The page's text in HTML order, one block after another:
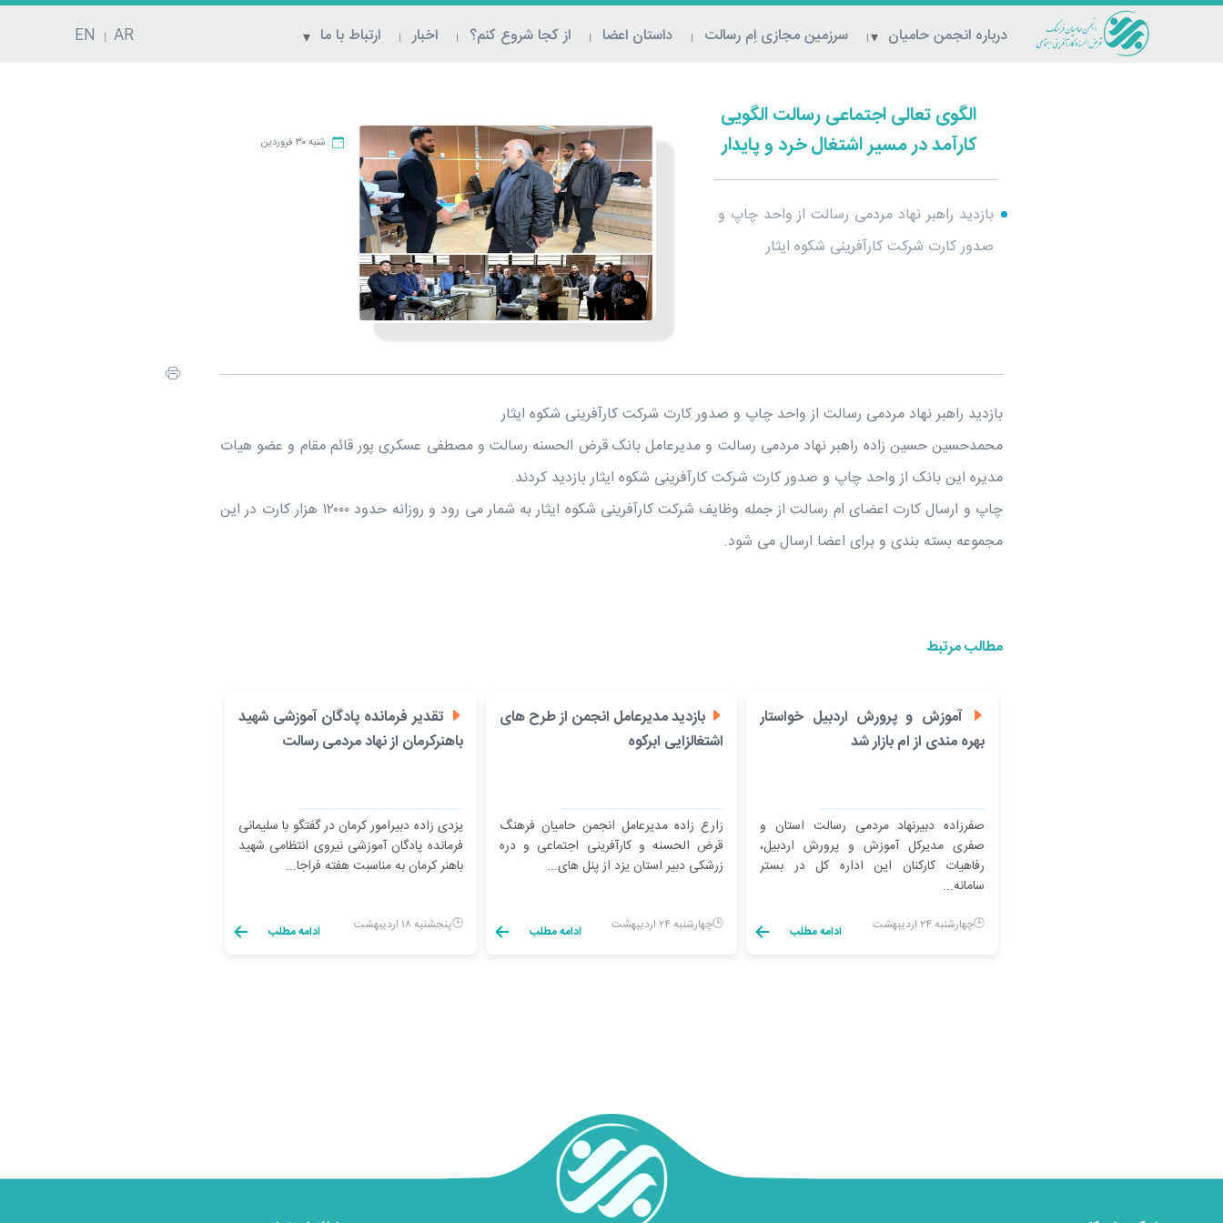
درباره انجمن حامیان سرزمین مجازی اِم‌ رسالت داستان اعضا از کجا شروع کنم؟ اخبار ارتباط با ما AR
EN
الگوی تعالی اجتماعی رسالت الگویی
کارآمد در مسیر اشتغال خرد و پایدار
بازدید راهبر نهاد مردمی رسالت از واحد چاپ و
صدور کارت شرکت کارآفرینی شکوه ایثار
شنبه ۳۰ فروردین
بازدید راهبر نهاد مردمی رسالت از واحد چاپ و صدور کارت شرکت کارآفرینی شکوه ایثار
محمدحسین حسین زاده راهبر نهاد مردمی رسالت و مدیرعامل بانک قرض الحسنه رسالت و مصطفی عسکری پور قائم مقام و عضو هیات
مدیره این بانک از واحد چاپ و صدور کارت شرکت کارآفرینی شکوه ایثار بازدید کردند.
چاپ و ارسال کارت اعضای ام رسالت از جمله وظایف شرکت کارآفرینی شکوه ایثار به شمار می رود و روزانه حدود ۱۲۰۰۰ هزار کارت در این
مجموعه بسته بندی و برای اعضا ارسال می شود.
مطالب مرتبط
آموزش و پرورش اردبیل خواستار
بهره مندی از ام بازار شد
صفرزاده دبیرنهاد مردمی رسالت استان و
صفری مدیرکل آموزش و پرورش اردبیل،
رفاهیات کارکنان این اداره کل در بستر
سامانه...
چهارشنبه ۲۴ اردیبهشت ادامه مطلب
بازدید مدیرعامل انجمن از طرح های
اشتغالزایی ابرکوه
زارع زاده مدیرعامل انجمن حامیان فرهنگ
قرض الحسنه و کارآفرینی اجتماعی و دره
زرشکی دبیر استان یزد از پنل های...
چهارشنبه ۲۴ اردیبهشت ادامه مطلب
تقدیر فرمانده پادگان آموزشی شهید
باهنرکرمان از نهاد مردمی رسالت
یزدی زاده دبیرامور کرمان در گفتگو با سلیمانی
فرمانده پادگان آموزشی نیروی انتظامی شهید
باهنر کرمان به مناسبت هفته فراجا...
پنجشنبه ۱۸ اردیبهشت ادامه مطلب